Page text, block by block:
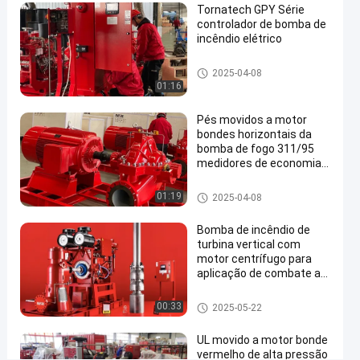
da
bomba
movida
a
Bomba
de fogo
movida a
motor
elétrica
2025-
04-08
62
opiniões
Falem
Agora.
Compartilhar
#
bomba
motor
elétrica
#
bomba
de
01:16
Tornatech GPY Série
controlador de bomba de
incêndio elétrico
Controlador da bomba de fogo
2025-04-08
01:19
Pés movidos a motor
bondes horizontais da
bomba de fogo 311/95
medidores de economias
Bomba de fogo movida a mot
or elétrica
2025-04-08
00:33
Bomba de incêndio de
turbina vertical com
motor centrífugo para
aplicação de combate a
Bomba de fogo movida a mot
or elétrica
2025-05-22
UL movido a motor bonde
vermelho de alta pressão